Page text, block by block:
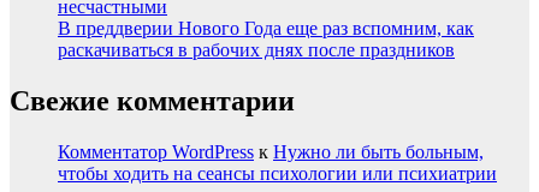
несчастными
В преддверии Нового Года еще раз вспомним, как
раскачиваться в рабочих днях после праздников
Свежие комментарии
Комментатор WordPress к Нужно ли быть больным,
чтобы ходить на сеансы психологии или психиатрии